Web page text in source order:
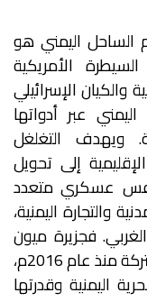
اليمني هو
الأمريكية
والكيان الإسرائيلي
عبر أدواتها
ويهدف التغلغل
إلى تحويل
عسكري متعدد
والتجارة اليمنية،
فجزيرة ميون
تحولت إلى موقع لقاعدة عسكرية مشتركة منذ عام 2016م،
اليمنية وقدرتها